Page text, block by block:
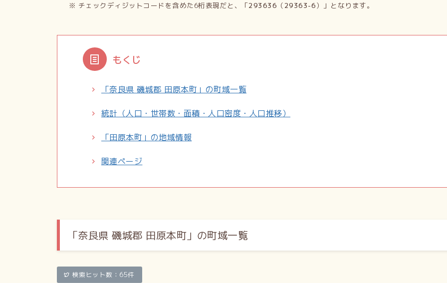
※ チェックディジットコードを含めた6桁表現だと、「293636 （ 29363-6）」となります。
もくじ
「奈良県 磯城郡 田原本町」の町域一覧
統計（人口・世帯数・面積・人口密度・人口推移）
「田原本町」の地域情報
関連ページ
「奈良県 磯城郡 田原本町」の町域一覧
検索ヒット数：65件